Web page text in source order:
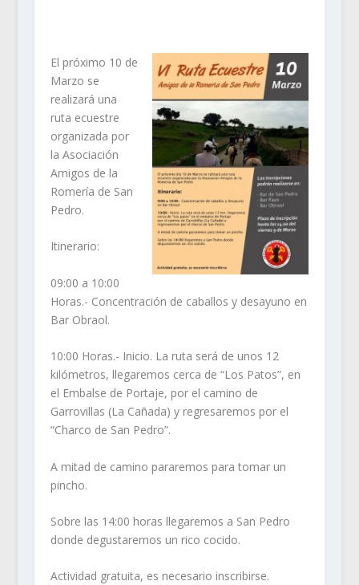
El próximo 10 de
Marzo se
realizará una
ruta ecuestre
organizada por
la Asociación
Amigos de la
Romería de San
Pedro.
Itinerario:
09:00 a 10:00
Horas.- Concentración de caballos y desayuno en
Bar Obraol.
10:00 Horas.- Inicio. La ruta será de unos 12
kilómetros, llegaremos cerca de “Los Patos”, en
el Embalse de Portaje, por el camino de
Garrovillas (La Cañada) y regresaremos por el
“Charco de San Pedro”.
A mitad de camino pararemos para tomar un
pincho.
Sobre las 14:00 horas llegaremos a San Pedro
donde degustaremos un rico cocido.
Actividad gratuita, es necesario inscribirse.